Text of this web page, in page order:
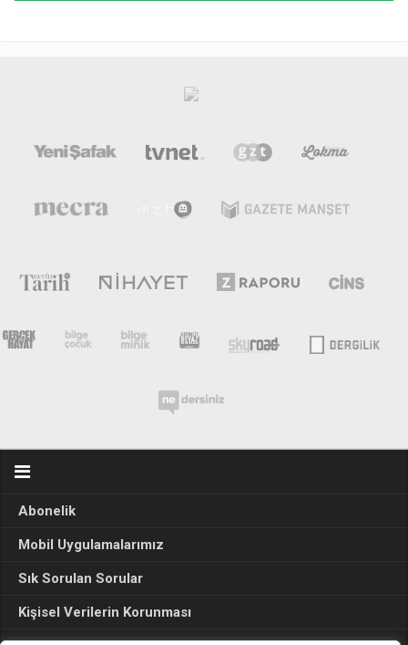
Abonelik
Mobil Uygulamalarımız
Sık Sorulan Sorular
Kişisel Verilerin Korunması